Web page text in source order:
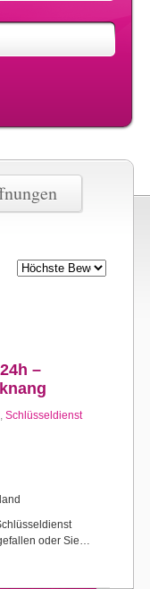
–
, Schlüsseldienst
oder Sie…